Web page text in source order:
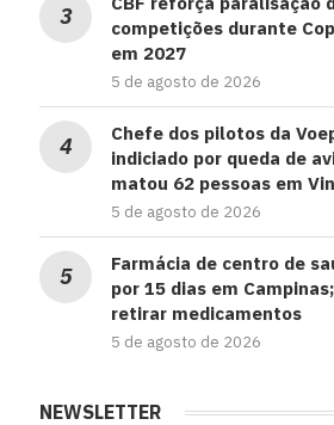
competições durante
em 2027
5 de agosto de 2026
Chefe dos pilotos da
indiciado por queda de
matou 62 pessoas em
5 de agosto de 2026
Farmácia de centro de
por 15 dias em
retirar medicamentos
5 de agosto de 2026
NEWSLETTER